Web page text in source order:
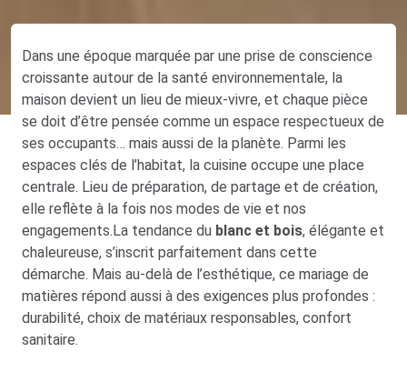
Dans une époque marquée par une prise de conscience
croissante autour de la santé environnementale, la
maison devient un lieu de mieux-vivre, et chaque pièce
se doit d’être pensée comme un espace respectueux de
ses occupants… mais aussi de la planète. Parmi les
espaces clés de l’habitat, la cuisine occupe une place
centrale. Lieu de préparation, de partage et de création,
elle reflète à la fois nos modes de vie et nos
engagements.La tendance du blanc et bois, élégante et
chaleureuse, s’inscrit parfaitement dans cette
démarche. Mais au-delà de l’esthétique, ce mariage de
matières répond aussi à des exigences plus profondes :
durabilité, choix de matériaux responsables, confort
sanitaire.